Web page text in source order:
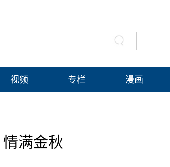
视频 专栏 漫画
满金秋